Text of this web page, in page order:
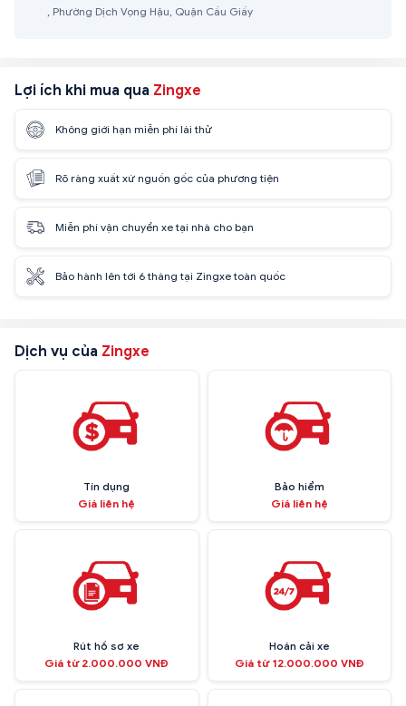
, Phường Dịch Vọng Hậu, Quận Cầu Giấy
Lợi ích khi mua qua Zingxe
Không giới hạn miễn phí lái thử
Rõ ràng xuất xứ nguồn gốc của phương tiện
Miễn phí vận chuyển xe tại nhà cho bạn
Bảo hành lên tới 6 tháng tại Zingxe toàn quốc
Dịch vụ của Zingxe
Tín dụng
Giá liên hệ
Bảo hiểm
Giá liên hệ
Rút hồ sơ xe
Giá từ 2.000.000 VNĐ
Hoán cải xe
Giá từ 12.000.000 VNĐ